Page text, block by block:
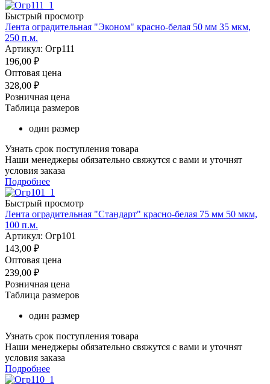
Быстрый просмотр
Лента оградительная "Эконом" красно-белая 50 мм 35 мкм,
250 п.м.
Артикул: Огр111
196,00 ₽
Оптовая цена
328,00 ₽
Розничная цена
Таблица размеров
один размер
Узнать срок поступления товара
Наши менеджеры обязательно свяжутся с вами и уточнят
условия заказа
Подробнее
Быстрый просмотр
Лента оградительная "Стандарт" красно-белая 75 мм 50 мкм,
100 п.м.
Артикул: Огр101
143,00 ₽
Оптовая цена
239,00 ₽
Розничная цена
Таблица размеров
один размер
Узнать срок поступления товара
Наши менеджеры обязательно свяжутся с вами и уточнят
условия заказа
Подробнее